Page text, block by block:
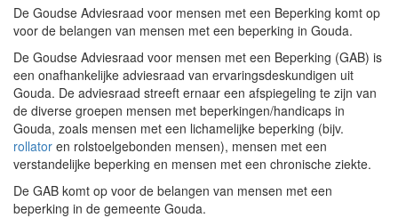
De Goudse Adviesraad voor mensen met een Beperking komt op
voor de belangen van mensen met een beperking in Gouda.
De Goudse Adviesraad voor mensen met een Beperking (GAB) is
een onafhankelijke adviesraad van ervaringsdeskundigen uit
Gouda. De adviesraad streeft ernaar een afspiegeling te zijn van
de diverse groepen mensen met beperkingen/handicaps in
Gouda, zoals mensen met een lichamelijke beperking (bijv.
rollator en rolstoelgebonden mensen), mensen met een
verstandelijke beperking en mensen met een chronische ziekte.
De GAB komt op voor de belangen van mensen met een
beperking in de gemeente Gouda.